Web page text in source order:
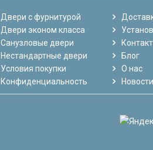
Двери с фурнитурой
Двери эконом класса
Санузловые двери
Нестандартные двери
Условия покупки
Конфиденциальность
Блог
О нас
Новости